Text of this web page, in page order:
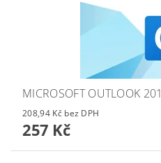
MICROSOFT OUTLOOK
208,94 Kč bez DPH
257 Kč